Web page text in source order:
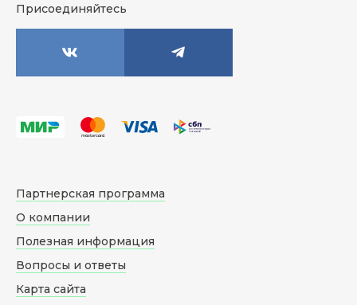
Присоединяйтесь
Партнерская программа
О компании
Полезная информация
Вопросы и ответы
Карта сайта